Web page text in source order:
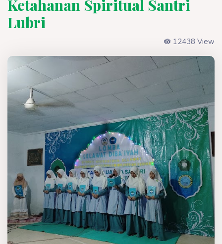
Ketahanan Spiritual Santri
Lubri
12438 View